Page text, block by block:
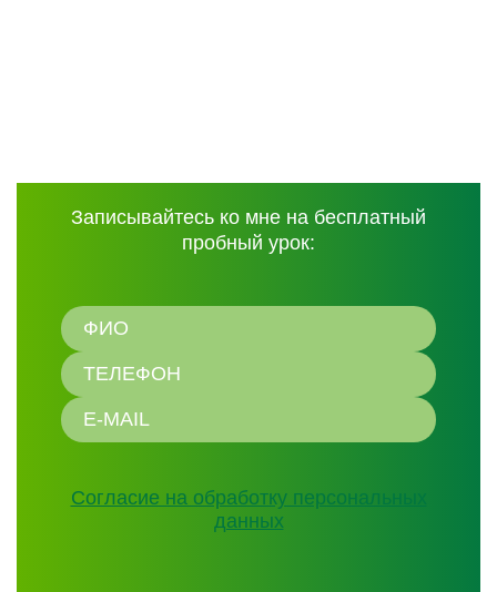
Записывайтесь ко мне на бесплатный
пробный урок:
Согласие на обработку персональных
данных